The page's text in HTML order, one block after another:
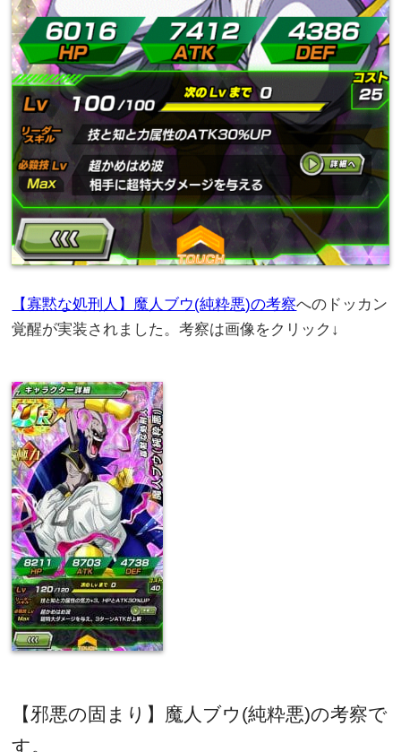
【寡黙な処刑人】魔人ブウ(純粋悪)の考察へのドッカン
覚醒が実装されました。考察は画像をクリック↓
【邪悪の固まり】魔人ブウ (純粋悪)の考察で
す。